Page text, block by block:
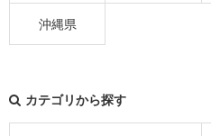
沖縄県
カテゴリから探す